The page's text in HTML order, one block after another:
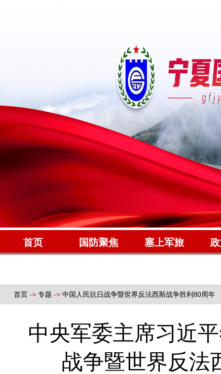
首页 国防聚焦 塞上军旅
首页 -> 专题 -> 中国人民抗日战争暨世界反法西斯战争胜利80周年
中央军委主席习近
战争暨世界反法